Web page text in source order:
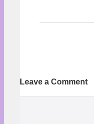
Leave a Comment